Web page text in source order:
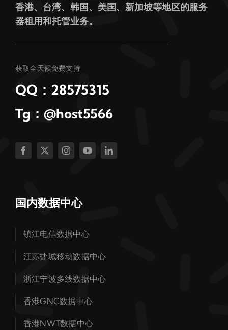
香港、台湾、韩国、美国、新加坡等地区的服务
器租用和托管业务。
获取全天候免费支持
QQ：28575315
Tg：@host5566
国内数据中心
镇江电信数据中心
江苏盐城移动数据中心
浙江宁波多线数据中心
香港GNC数据中心
香港NWT数据中心